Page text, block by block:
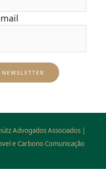
Advogados Associados |
e Carbono Comunicação